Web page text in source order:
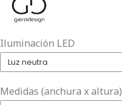
Iluminación LED
Medidas (anchura x altura)